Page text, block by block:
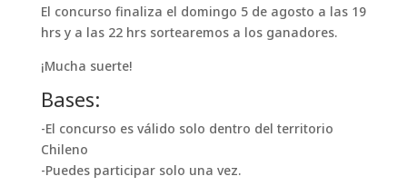
El concurso finaliza el domingo 5 de agosto a las 19
hrs y a las 22 hrs sortearemos a los ganadores.
¡Mucha suerte!
Bases:
-El concurso es válido solo dentro del territorio
Chileno
-Puedes participar solo una vez.